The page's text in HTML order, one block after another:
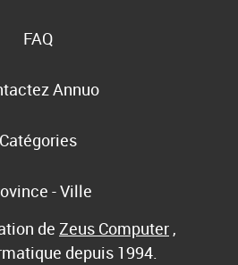
FAQ
Annuo
Catégories
- Ville
de Zeus Computer ,
depuis 1994.